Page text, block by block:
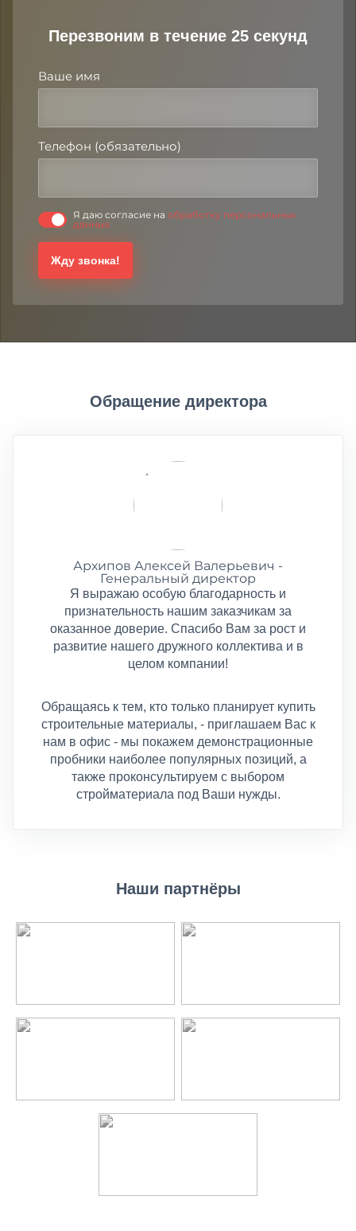
Перезвоним в течение 25 секунд
Ваше имя
Телефон (обязательно)
Я даю согласие на обработку персональных
данных
Жду звонка!
Обращение директора
Архипов Алексей Валерьевич -
Генеральный директор
Наши партнёры